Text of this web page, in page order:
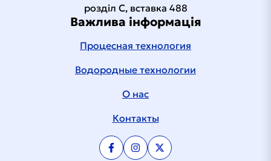
розділ C, вставка 488
Важлива інформація
Процесная технология
Водородные технологии
О нас
Контакты